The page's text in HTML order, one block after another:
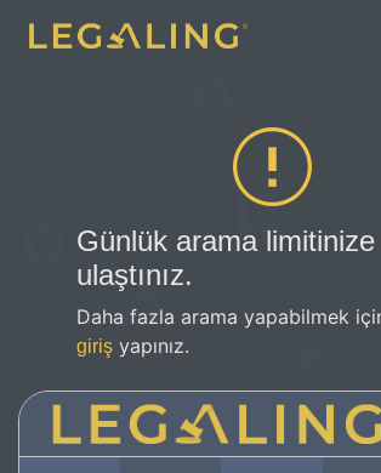
Günlük arama limitinize
ulaştınız.
Daha fazla arama yapabilmek
giriş yapınız.